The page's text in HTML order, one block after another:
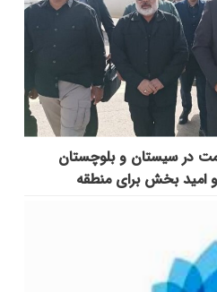
در سیستان و بلوچستان
امید بخش برای منطقه